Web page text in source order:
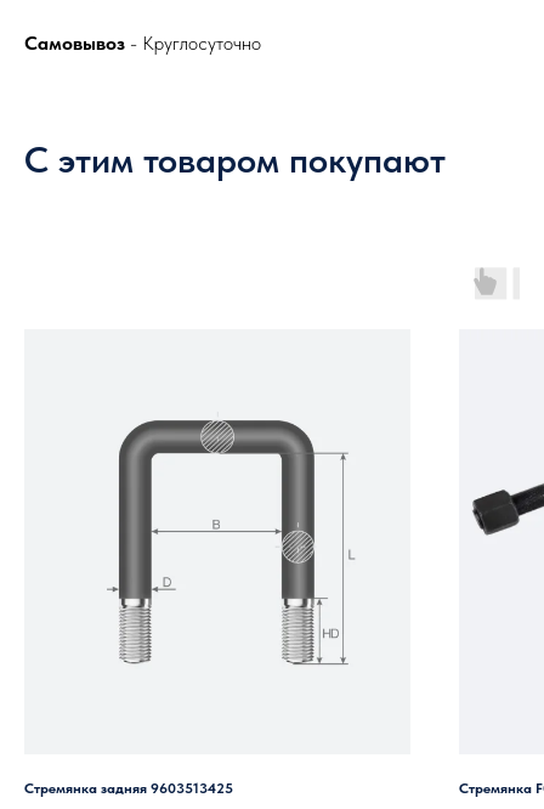
Самовывоз - Круглосуточно
С этим товаром покупают
Стремянка задняя 9603513425 Стремянка